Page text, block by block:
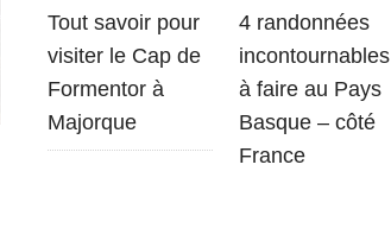
Tout savoir pour
visiter le Cap de
Formentor à
Majorque
4 randonnées
incontournables
à faire au Pays
Basque – côté
France